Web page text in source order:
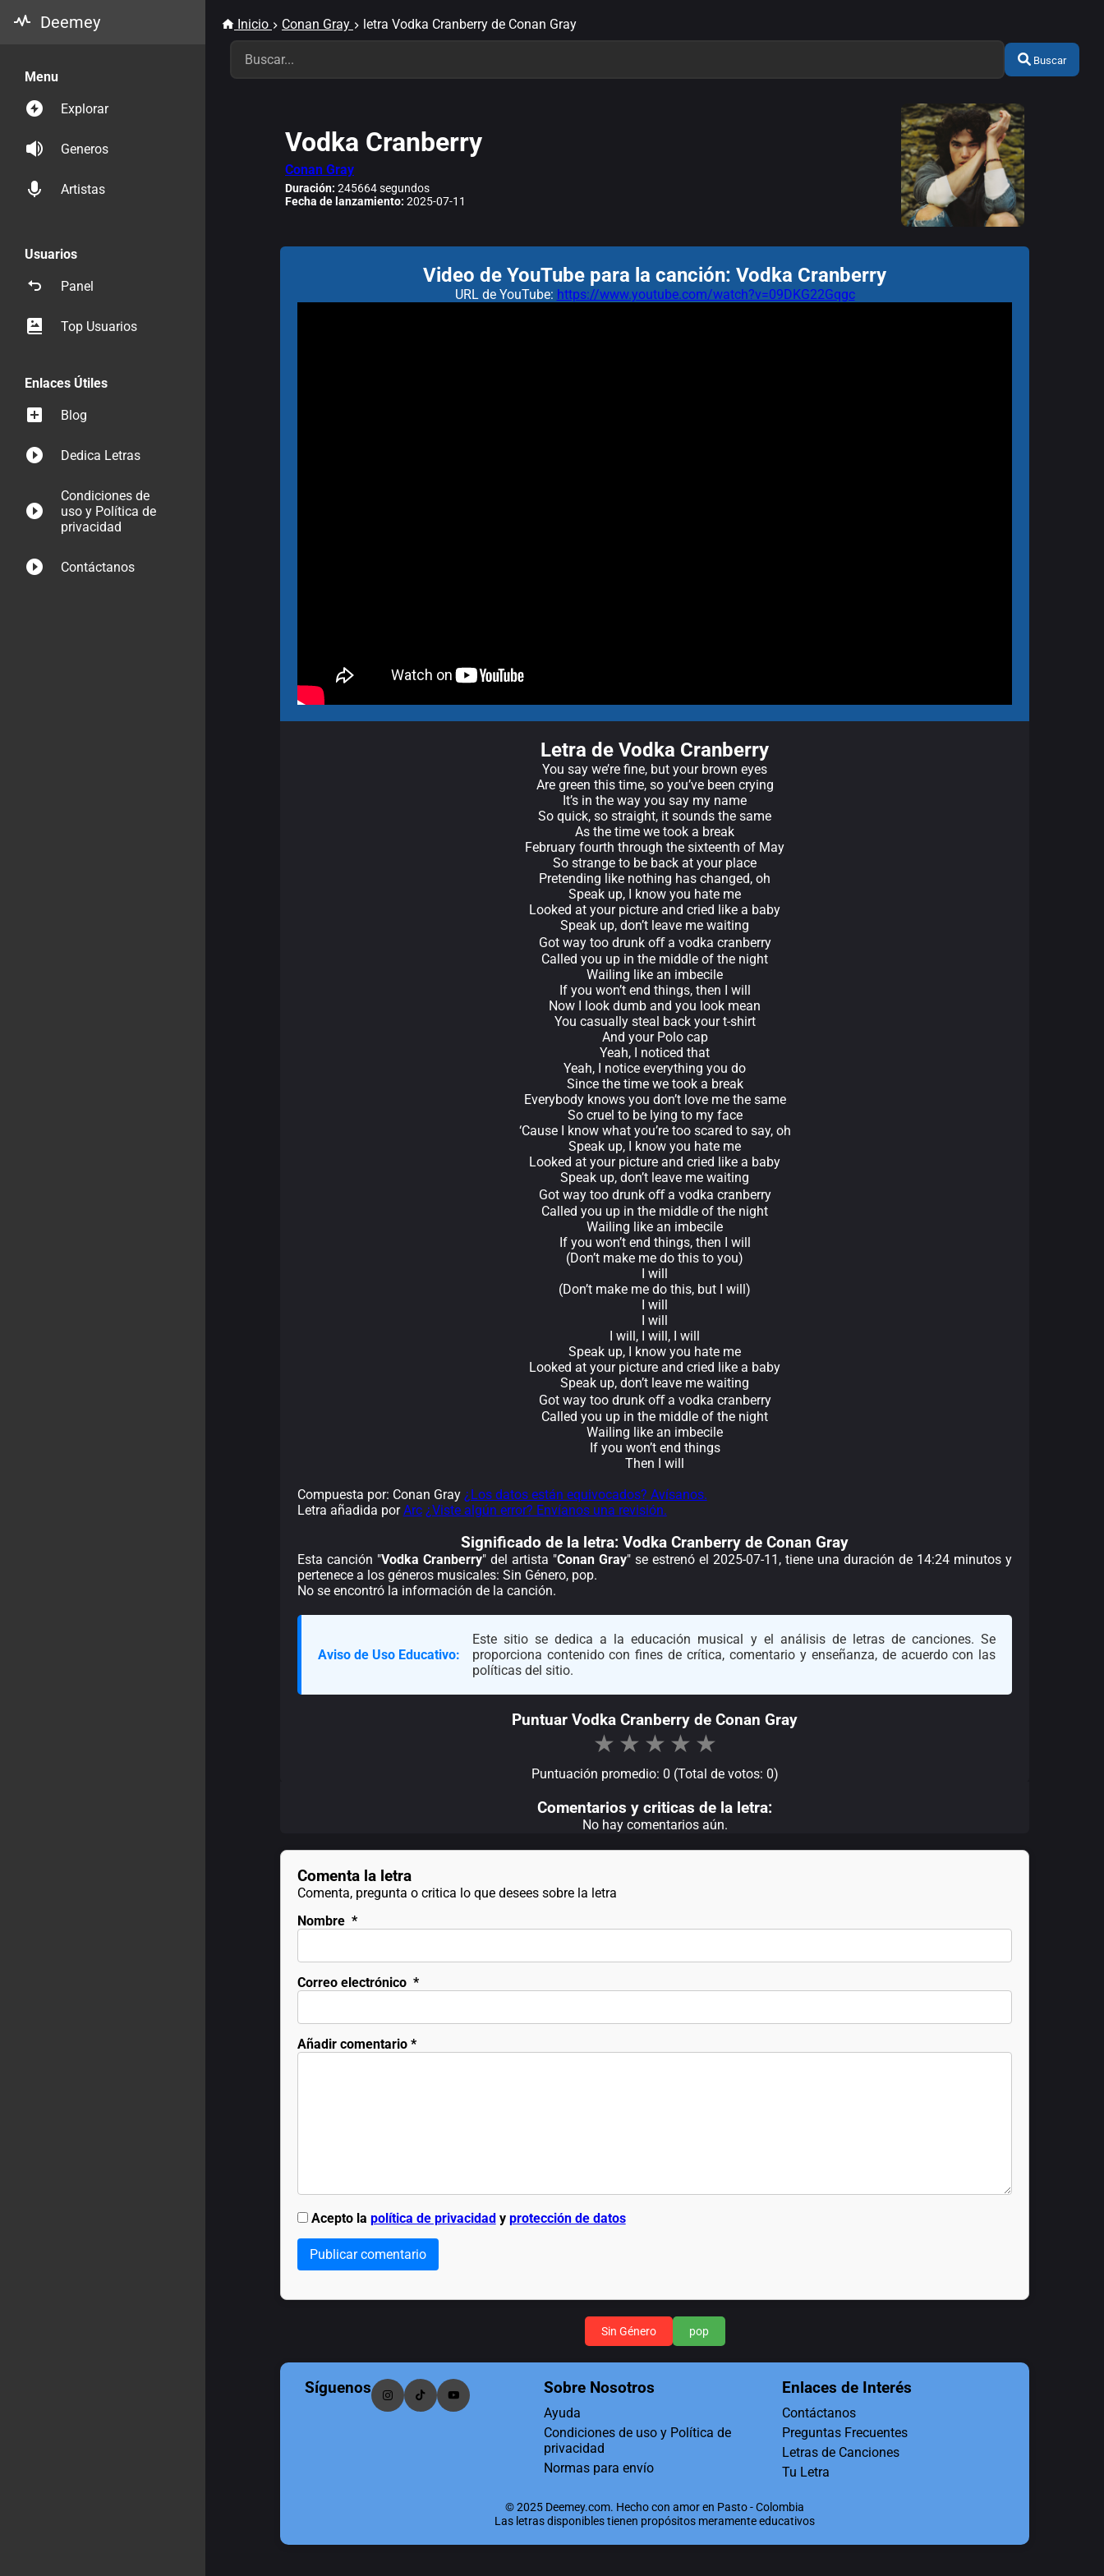
Deemey
Menu
Explorar
Generos
Artistas
Usuarios
Panel
Top Usuarios
Enlaces Útiles
Blog
Dedica Letras
Condiciones de
uso y Política de
privacidad
Contáctanos
Inicio Conan Gray letra Vodka Cranberry de Conan Gray
Buscar
Vodka Cranberry
Conan Gray
Duración: 245664 segundos
Fecha de lanzamiento: 2025-07-11
Video de YouTube para la canción: Vodka Cranberry
URL de YouTube: https://www.youtube.com/watch?v=09DKG22Gqgc
Letra de Vodka Cranberry
You say we’re fine, but your brown eyes
Are green this time, so you’ve been crying
It’s in the way you say my name
So quick, so straight, it sounds the same
As the time we took a break
February fourth through the sixteenth of May
So strange to be back at your place
Pretending like nothing has changed, oh
Speak up, I know you hate me
Looked at your picture and cried like a baby
Speak up, don’t leave me waiting
Got way too drunk oﬀ a vodka cranberry
Called you up in the middle of the night
Wailing like an imbecile
If you won’t end things, then I will
Now I look dumb and you look mean
You casually steal back your t-shirt
And your Polo cap
Yeah, I noticed that
Yeah, I notice everything you do
Since the time we took a break
Everybody knows you don’t love me the same
So cruel to be lying to my face
‘Cause I know what you’re too scared to say, oh
Speak up, I know you hate me
Looked at your picture and cried like a baby
Speak up, don’t leave me waiting
Got way too drunk oﬀ a vodka cranberry
Called you up in the middle of the night
Wailing like an imbecile
If you won’t end things, then I will
(Don’t make me do this to you)
I will
(Don’t make me do this, but I will)
I will
I will
I will, I will, I will
Speak up, I know you hate me
Looked at your picture and cried like a baby
Speak up, don’t leave me waiting
Got way too drunk oﬀ a vodka cranberry
Called you up in the middle of the night
Wailing like an imbecile
If you won’t end things
Then I will
Compuesta por: Conan Gray ¿Los datos están equivocados? Avísanos.
Letra añadida porArc ¿Viste algún error? Envíanos una revisión.
Significado de la letra: Vodka Cranberry de Conan Gray
Esta canción "Vodka Cranberry" del artista "Conan Gray" se estrenó el 2025-07-11, tiene una duración de 14:24 minutos y
pertenece a los géneros musicales: Sin Género, pop.
No se encontró la información de la canción.
Aviso de Uso Educativo:
Este sitio se dedica a la educación musical y el análisis de letras de canciones. Se
proporciona contenido con fines de crítica, comentario y enseñanza, de acuerdo con las
políticas del sitio.
Puntuar Vodka Cranberry de Conan Gray
★ ★ ★ ★ ★
Puntuación promedio: 0 (Total de votos: 0)
Comentarios y criticas de la letra:
No hay comentarios aún.
Comenta la letra
Comenta, pregunta o critica lo que desees sobre la letra
Nombre *
Correo electrónico *
Añadir comentario*
Acepto la política de privacidady protección de datos
Publicar comentario
Sin Género pop
Síguenos Sobre Nosotros
Ayuda
Condiciones de uso y Política de
privacidad
Normas para envío
Enlaces de Interés
Contáctanos
Preguntas Frecuentes
Letras de Canciones
Tu Letra
© 2025 Deemey.com. Hecho con amor en Pasto - Colombia
Las letras disponibles tienen propósitos meramente educativos